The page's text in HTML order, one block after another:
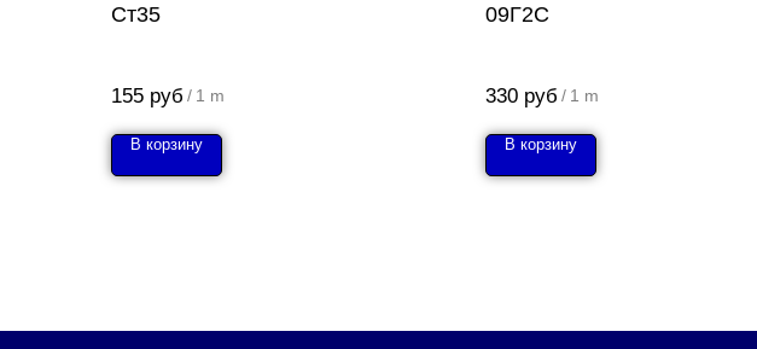
Ст35
155 руб / 1 m
В корзину
09Г2С
330 руб / 1 m
В корзину